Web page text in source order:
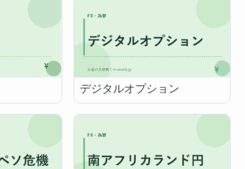
デジタルオプション